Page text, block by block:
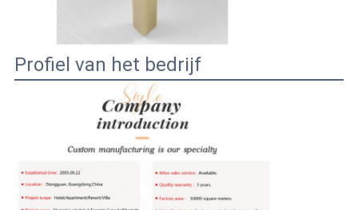
Profiel van het bedrijf